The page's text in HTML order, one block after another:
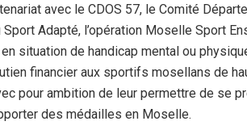
avec le CDOS 57, le Comité
Adapté, l’opération Moselle Sport
situation de handicap mental ou
financier aux sportifs mosellans de
pour ambition de leur permettre de se
des médailles en Moselle.